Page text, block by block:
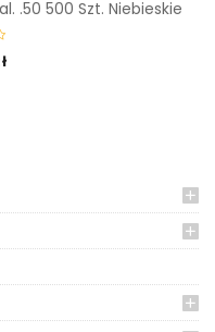
.50 500 Szt. Niebieskie